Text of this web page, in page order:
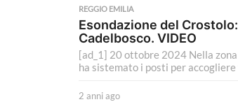
n
a
g
o
REGGIO EMILIA
Esondazione del
Cadelbosco. VIDEO
[ad_1] 20 ottobre 2024 Nella
ha sistemato i posti per
2 anni ago